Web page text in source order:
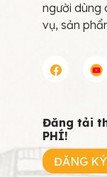
người dùng
vụ, sản
Đăng tải
PHÍ!
ĐĂNG